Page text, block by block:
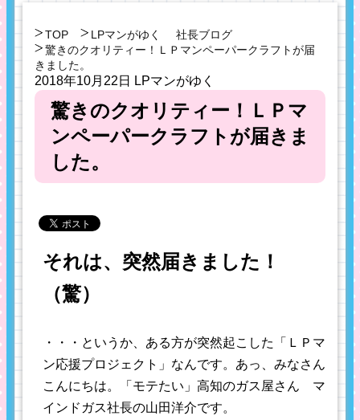
TOP LPマンがゆく
社長ブログ
驚きのクオリティー！ＬＰマンペーパークラフトが届
きました。
2018年10月22日 LPマンがゆく
驚きのクオリティー！ＬＰマ
ンペーパークラフトが届きま
した。
それは、突然届きました！
（驚）
・・・というか、ある方が突然起こした「ＬＰマ
ン応援プロジェクト」なんです。あっ、みなさん
こんにちは。「モテたい」高知のガス屋さん マ
インドガス社長の山田洋介です。